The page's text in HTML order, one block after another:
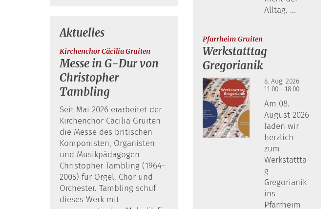
Aktuelles
Kirchenchor Cäcilia Gruiten
Messe in G-Dur von
Christopher
Tambling
Seit Mai 2026 erarbeitet der
Kirchenchor Cäcilia Gruiten
die Messe des britischen
Komponisten, Organisten
und Musikpädagogen
Christopher Tambling (1964-
2005) für Orgel, Chor und
Orchester. Tambling schuf
dieses Werk mit
Alltag. ...
Pfarrheim Gruiten:
Werkstatttag
Gregorianik
8. Aug. 2026
11:00 - 18:00
Am 08.
August 2026
laden wir
herzlich
zum
Werkstattta
g
Gregorianik
ins
Pfarrheim